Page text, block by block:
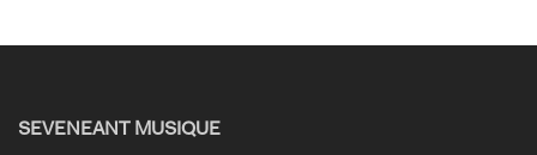
SEVENEANT MUSIQUE